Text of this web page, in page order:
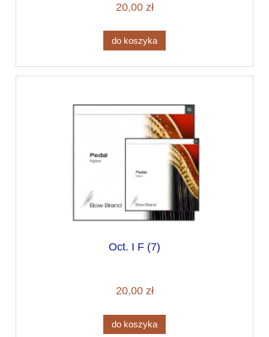
20,00 zł
do koszyka
Oct. I F (7)
20,00 zł
do koszyka